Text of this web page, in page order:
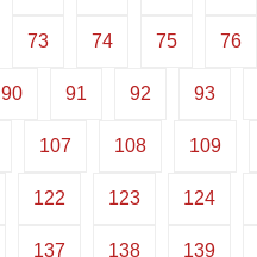
73 74 75 76
90 91 92 93
107 108 109
122 123 124
137 138 139